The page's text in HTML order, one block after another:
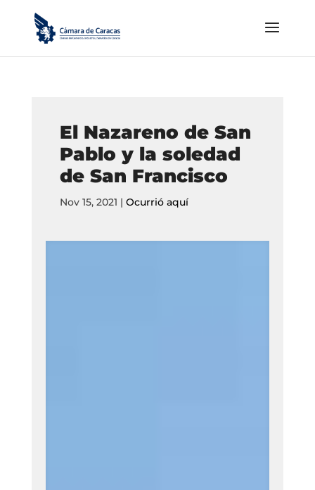
El Nazareno de San
Pablo y la soledad
de San Francisco
Nov 15, 2021 | Ocurrió aquí